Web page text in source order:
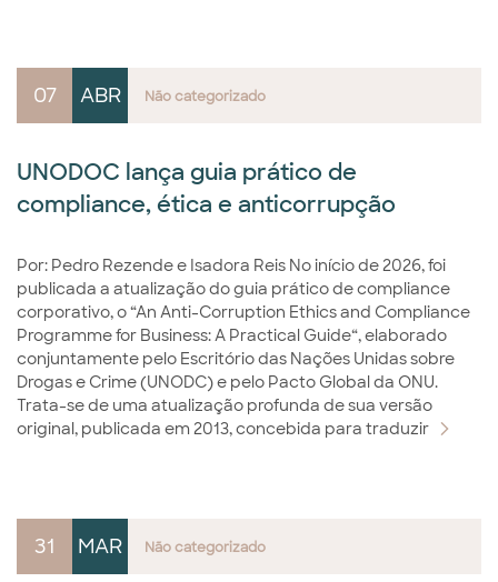
07 ABR Não categorizado
UNODOC lança guia prático de
compliance, ética e anticorrupção
Por: Pedro Rezende e Isadora Reis No início de 2026, foi
publicada a atualização do guia prático de compliance
corporativo, o “An Anti-Corruption Ethics and Compliance
Programme for Business: A Practical Guide“, elaborado
conjuntamente pelo Escritório das Nações Unidas sobre
Drogas e Crime (UNODC) e pelo Pacto Global da ONU.
Trata-se de uma atualização profunda de sua versão
original, publicada em 2013, concebida para traduzir
31 MAR Não categorizado